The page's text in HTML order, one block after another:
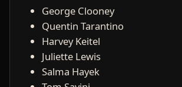
George Clooney
Quentin Tarantino
Harvey Keitel
Juliette Lewis
Salma Hayek